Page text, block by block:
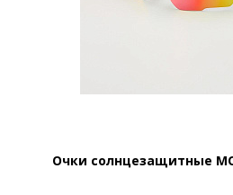
Очки солнцезащитные